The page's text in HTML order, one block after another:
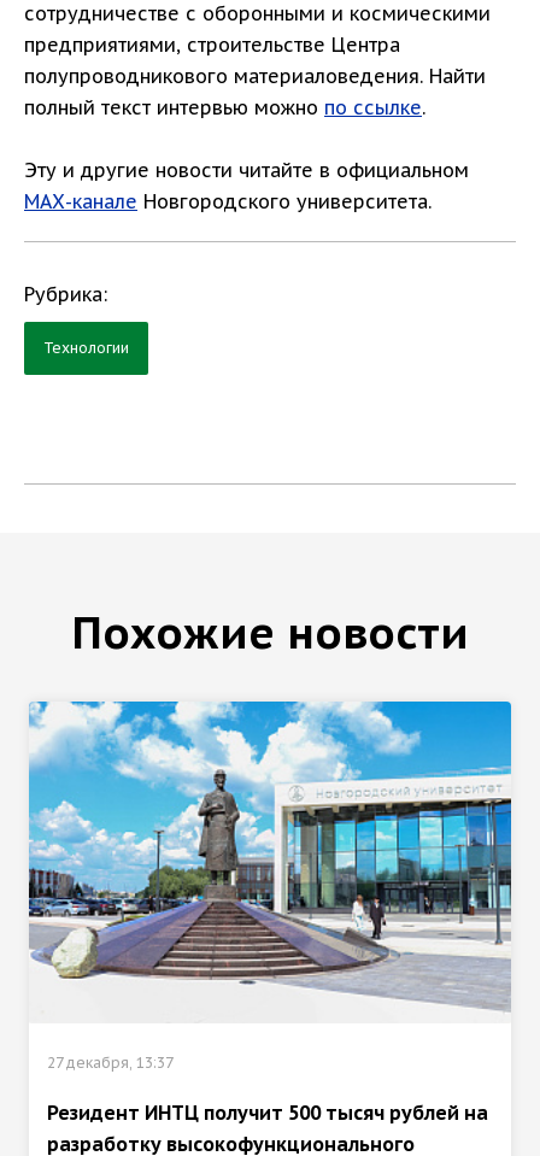
сотрудничестве с оборонными и космическими
предприятиями, строительстве Центра
полупроводникового материаловедения. Найти
полный текст интервью можно по ссылке.
Эту и другие новости читайте в официальном
МАХ-канале Новгородского университета.
Рубрика:
Технологии
Похожие новости
27 декабря, 13:37
Резидент ИНТЦ получит 500 тысяч рублей на
разработку высокофункционального